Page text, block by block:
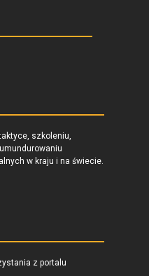
szkoleniu,
w kraju i na świecie.
z portalu